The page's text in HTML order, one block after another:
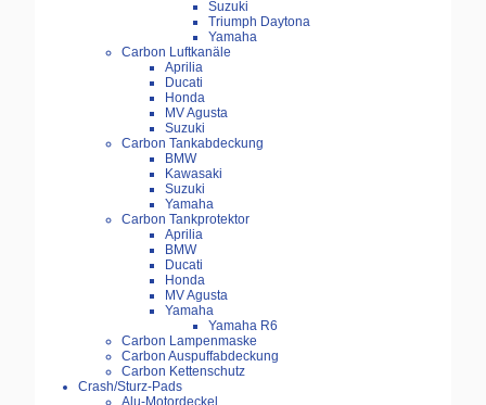
Suzuki
Triumph Daytona
Yamaha
Carbon Luftkanäle
Aprilia
Ducati
Honda
MV Agusta
Suzuki
Carbon Tankabdeckung
BMW
Kawasaki
Suzuki
Yamaha
Carbon Tankprotektor
Aprilia
BMW
Ducati
Honda
MV Agusta
Yamaha
Yamaha R6
Carbon Lampenmaske
Carbon Auspuffabdeckung
Carbon Kettenschutz
Crash/Sturz-Pads
Alu-Motordeckel